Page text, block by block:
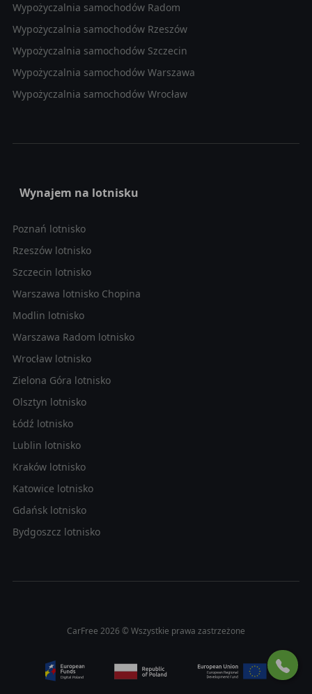
Wypożyczalnia samochodów Radom
Wypożyczalnia samochodów Rzeszów
Wypożyczalnia samochodów Szczecin
Wypożyczalnia samochodów Warszawa
Wypożyczalnia samochodów Wrocław
Wynajem na lotnisku
Poznań lotnisko
Rzeszów lotnisko
Szczecin lotnisko
Warszawa lotnisko Chopina
Modlin lotnisko
Warszawa Radom lotnisko
Wrocław lotnisko
Zielona Góra lotnisko
Olsztyn lotnisko
Łódź lotnisko
Lublin lotnisko
Kraków lotnisko
Katowice lotnisko
Gdańsk lotnisko
Bydgoszcz lotnisko
CarFree 2026 © Wszystkie prawa zastrzeżone